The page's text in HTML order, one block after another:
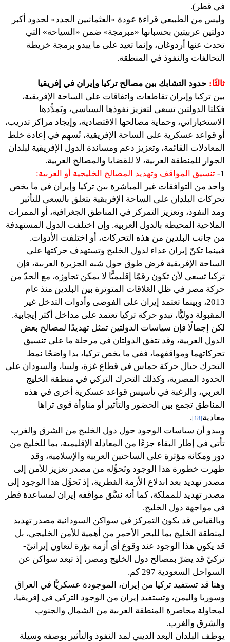
في قطر).
وليس من الطبيعي قراءة عودة «العثمانيين الجدد» لحدود أكبر
دولتين عربيتين بحسبانها «مبرمجة» ضمن «السياحة» التي
تحدث عنها أردوغان، وإنما تعيد على ما يبدو برمجة خريطة
التحالفات والنفوذ في المنطقة.
ثالثًا: حدود التشابك بين مصالح تركيا وإيران في إفريقيا
بين تركيا وإيران تقاطعات واتفاقات على الساحة الإفريقية،
فكلتا الدولتين تسعى لتعزيز نفوذها السياسي، وتَمدُّدها
الاستخباراتي، وحماية مصالحها الاقتصادية، وإيجاد مراكز تدريب،
أو قواعد عسكرية على الساحة الإفريقية، تُسهِم في إعادة خلط
المعادلات القائمة، وتعزيز دعم ومساندة الدول الإفريقية لبلدان
الجوار للمنطقة العربية، لا للقضايا والمصالح العربية.
1- تنسيق المواقف وتهديد المصالح الخليجية أو العربية:
واحد من التوافقات غير المباشرة بين تركيا وإيران في ما يخص
تحركات البلدان على الساحة الإفريقية يتعلق بالسعي للتأثير
ومد النفوذ، وتعزيز التمركز في المناطق الجغرافية، أو الممرات
الملاحية المحيطة بالدول العربية. وإن اختلفت الدول المستهدفة
من جانب البلدين من هذه التحركات، أو اختلفت الأدوات.
فبينما تكنّ إيران عداء لدول الخليج وتستهدف حركتها على
الساحة الإفريقية فرض طوق حول شبه الجزيرة العربية، فإن
تركيا تسعى لأن تكون رقمًا إقليميًّا لا يمكن تجاوزه، مع الحدّ من
حركة مصر في ظل العَلاقات المتوترة بين البلدين منذ عام
2013، وبينما تعتمد إيران على الفوضى وأدوات التدخل غير
المقبولة دوليًّا، تبدو حركة تركيا تعتمد على مداخل أكثر إيجابية.
لكن إجمالًا فإن سياسات الدولتين تمثل تهديدًا لمصالح بعض
الدول العربية، وقد تتفق الدولتان في مرحلة ما على تنسيق
تحركاتهما ومواقفهما، ففي ما يخص تركيا، بدا واضحًا نمط
التحرك حيال حركة حماس في قطاع غزة، وليبيا، والسودان على
الحدود المصرية، وكذلك التحرك التركي في منطقة الخليج
العربي، والرغبة في تأسيس قواعد عسكرية أخرى في هذه
المناطق تجمع بين الحضور والتأثير أو مناوأة قوى تراها
معادية [18]
.
ويبدو أن سياسات الوجود حول دول الخليج من الشرق والغرب
تأتي في إطار البقاء جزءًا من المعادلة الإقليمية، بما للخليج من
دور ومكانة مؤثرة على الساحتين العربية والإسلامية، وقد
ظهرت خطورة هذا الوجود وتَحوُّله من مصدر تعزيز للأمن إلى
مصدر تهديد بعد اندلاع الأزمة القطرية، إذ تَحوَّل هذا الوجود إلى
مصدر تهديد للمملكة، كما أنه نسَّق مواقفه إيران لمساعدة قطر
في مواجهة دول الخليج.
وبالقياس قد يكون التمركز في سواكن السودانية مصدر تهديد
لمنطقة الخليج بما للبحر الأحمر من أهمية للأمن الخليجي، بل
قد يكون هذا الوجود عند وقوع أي أزمة بؤرة لتعاون إيرانيّ-
تركيّ قد يضرّ بمصالح دول الخليج ومصر، إذ تبعد سواكن عن
السواحل السعودية 297 كم.
وهنا قد تستفيد تركيا من إيران، الموجودة عسكريًّا في العراق
وسوريا واليمن، وتستفيد إيران من الوجود التركي في إفريقيا،
لمحاولة محاصرة المنطقة العربية من الشمال والجنوب
والشرق والغرب.
يوظف البلدان البعد الديني لمد النفوذ والتأثير بوصفه وسيلة